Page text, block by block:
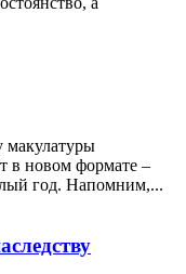
макулатуры
в новом формате –
год. Напомним,...